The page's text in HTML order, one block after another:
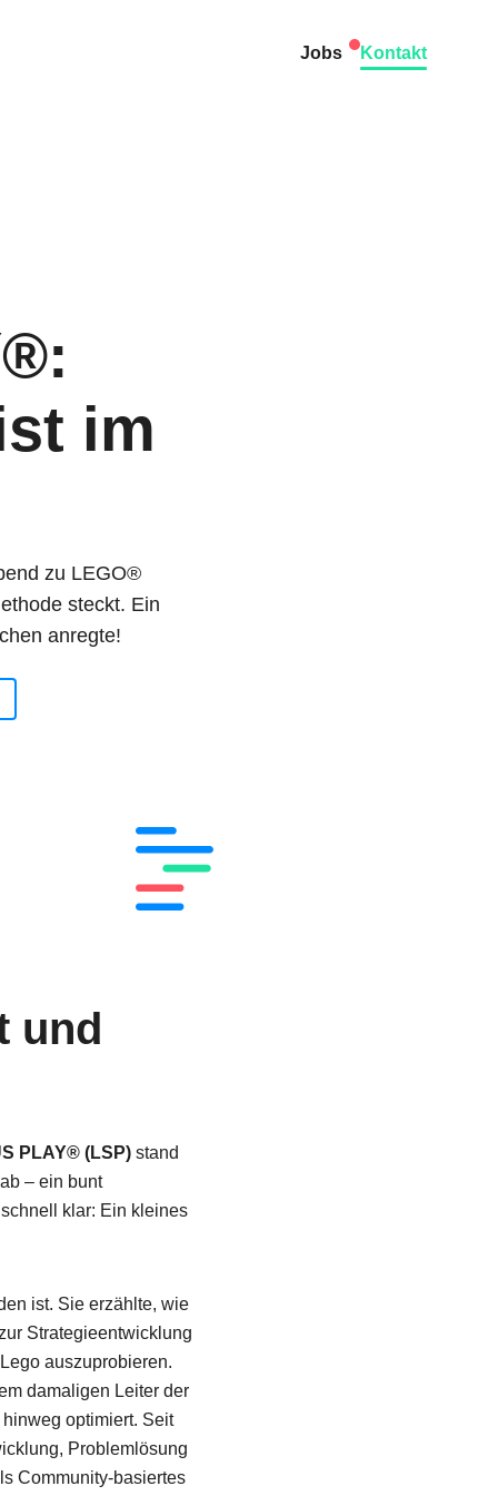
Jobs Kontakt
im
zu LEGO®
steckt. Ein
anregte!
und
PLAY® (LSP) stand
– ein bunt
klar: Ein kleines
ist. Sie erzählte, wie
Strategieentwicklung
auszuprobieren.
damaligen Leiter der
optimiert. Seit
Problemlösung
Community-basiertes